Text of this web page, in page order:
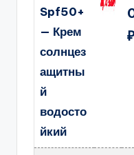
Spf50+
— Крем
солнцез
ащитны
й
водосто
йкий
₽